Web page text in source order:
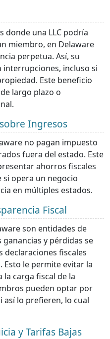
donde una LLC podría
miembro, en Delaware
perpetua. Así, su
incluso si
Este beneficio
largo plazo o
Ingresos
no pagan impuesto
fuera del estado. Este
ahorros fiscales
opera un negocio
en múltiples estados.
Fiscal
son entidades de
y pérdidas se
declaraciones fiscales
Esto le permite evitar la
carga fiscal de la
pueden optar por
lo prefieren, lo cual
y Tarifas Bajas